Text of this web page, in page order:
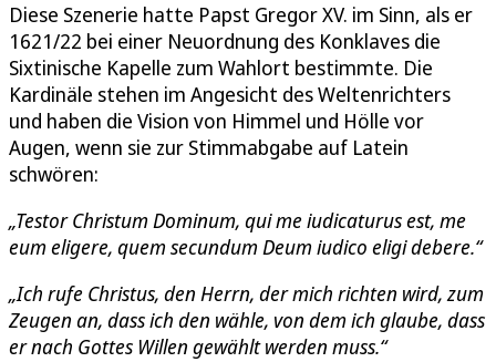
Diese Szenerie hatte Papst Gregor XV. im Sinn, als er
1621/22 bei einer Neuordnung des Konklaves die
Sixtinische Kapelle zum Wahlort bestimmte. Die
Kardinäle stehen im Angesicht des Weltenrichters
und haben die Vision von Himmel und Hölle vor
Augen, wenn sie zur Stimmabgabe auf Latein
schwören:
„Testor Christum Dominum, qui me iudicaturus est, me
eum eligere, quem secundum Deum iudico eligi debere.“
„Ich rufe Christus, den Herrn, der mich richten wird, zum
Zeugen an, dass ich den wähle, von dem ich glaube, dass
er nach Gottes Willen gewählt werden muss.“